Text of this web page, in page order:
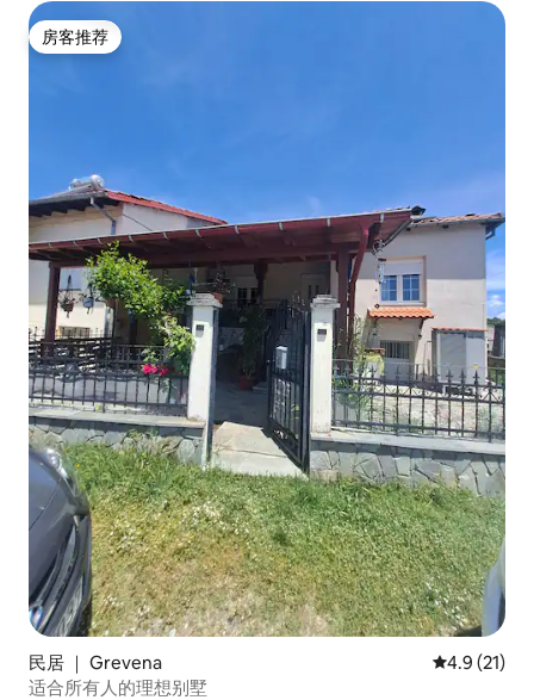
房客推荐
房客推荐
民居 ｜ Grevena 平均评分
4.9 (21)
适合所有人的理想别墅